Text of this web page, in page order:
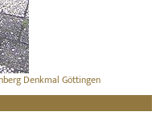
Denkmal Göttingen